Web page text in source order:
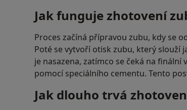
Jak funguje zhotovení
Proces začíná přípravou zubu, kdy se
Poté se vytvoří otisk zubu, který
je nasazena, zatímco se čeká na
pomocí speciálního cementu. Tento
Jak dlouho trvá